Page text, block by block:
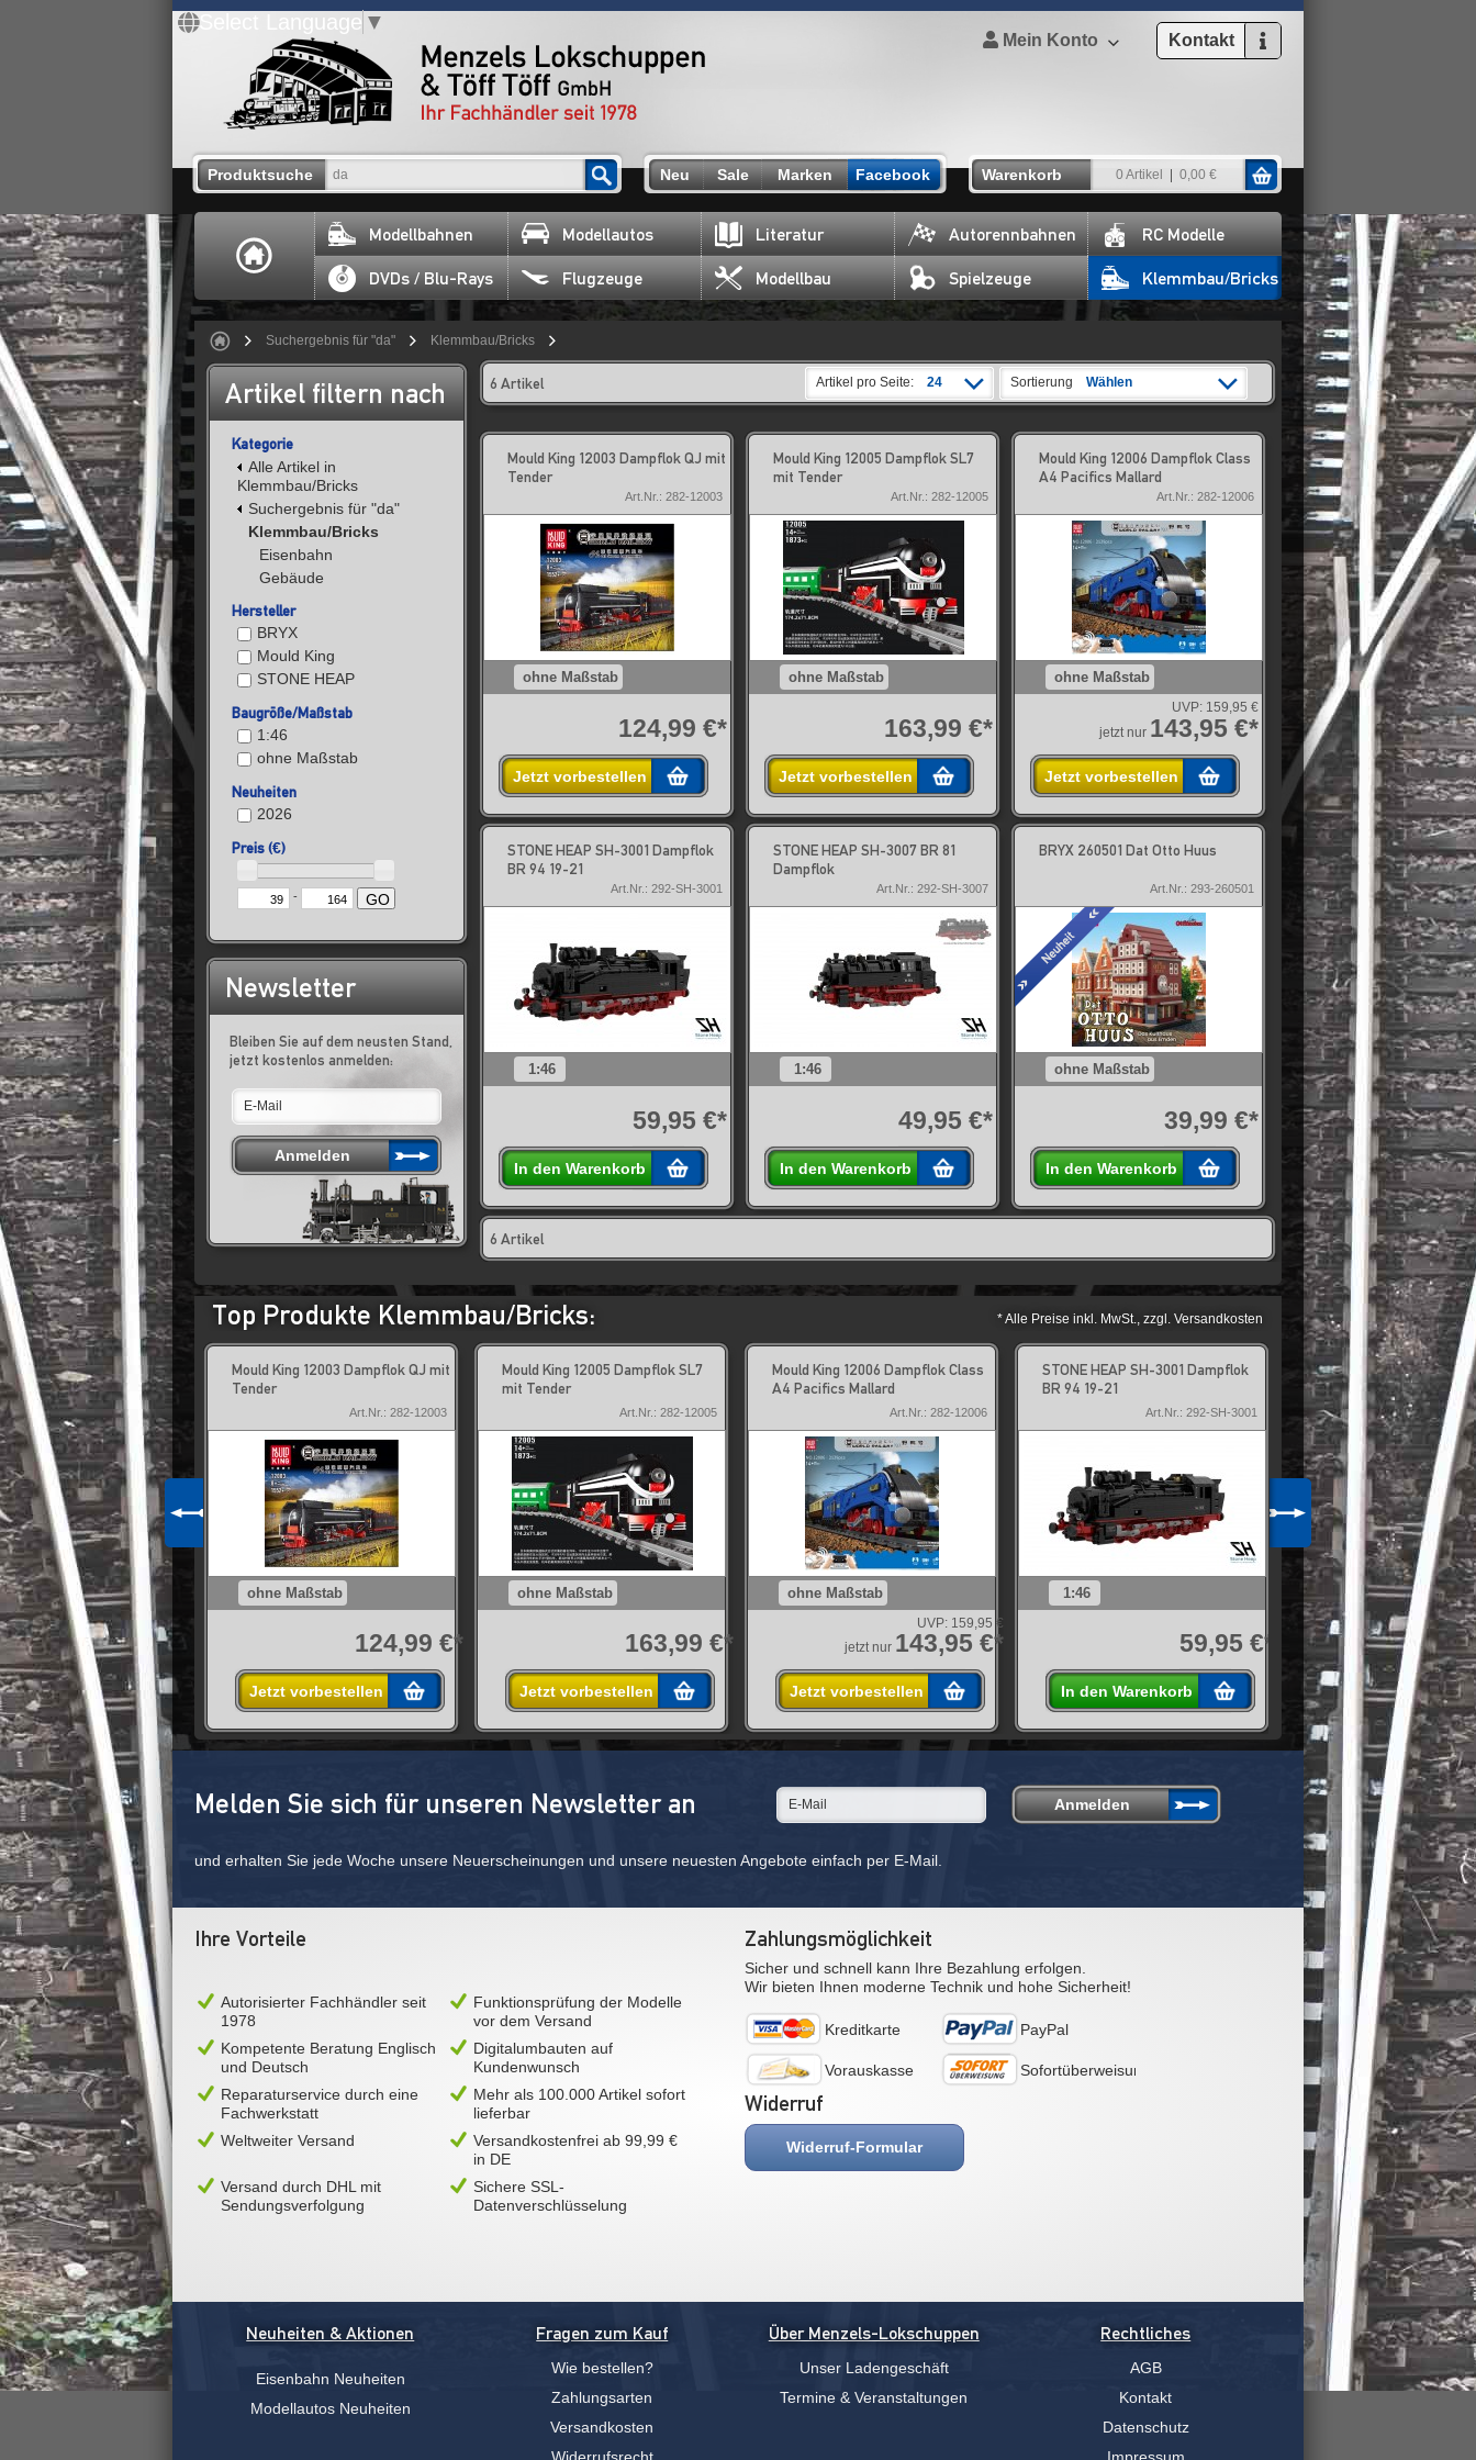
Select Language ▼
Mein Konto Kontakt
Produktsuche Neu Sale Marken Facebook Warenkorb 0 Artikel 0,00 €
Modellbahnen Modellautos Literatur Autorennbahnen RC Modelle
DVDs / Blu-Rays Flugzeuge Modellbau Spielzeuge Klemmbau/Bricks
Suchergebnis für "da" Klemmbau/Bricks
Artikel filtern nach
Kategorie
Alle Artikel in
Klemmbau/Bricks
Suchergebnis für "da"
Klemmbau/Bricks
Eisenbahn
Gebäude
Hersteller
BRYX
Mould King
STONE HEAP
Baugröße/Maßstab
1:46
ohne Maßstab
Neuheiten
2026
Preis (€)
- GO
Newsletter
Bleiben Sie auf dem neusten Stand,
jetzt kostenlos anmelden:
6 Artikel Artikel pro Seite: 24 Sortierung Wählen
Mould King 12003 Dampflok QJ mit
Tender
Art.Nr.: 282-12003
ohne Maßstab
124,99 €*
Jetzt vorbestellen
Mould King 12005 Dampflok SL7
mit Tender
Art.Nr.: 282-12005
ohne Maßstab
163,99 €*
Jetzt vorbestellen
Mould King 12006 Dampflok Class
A4 Pacifics Mallard
Art.Nr.: 282-12006
ohne Maßstab
UVP: 159,95 €
jetzt nur 143,95 €*
Jetzt vorbestellen
STONE HEAP SH-3001 Dampflok
BR 94 19-21
Art.Nr.: 292-SH-3001
1:46
59,95 €*
In den Warenkorb
STONE HEAP SH-3007 BR 81
Dampflok
Art.Nr.: 292-SH-3007
1:46
49,95 €*
In den Warenkorb
BRYX 260501 Dat Otto Huus
Art.Nr.: 293-260501
ohne Maßstab
39,99 €*
In den Warenkorb
6 Artikel
Top Produkte Klemmbau/Bricks: * Alle Preise inkl. MwSt., zzgl. Versandkosten
Dat Otto Huus
Art.Nr.: 293-260501
Maßstab
39,99 €*
Warenkorb
Mould King 12003 Dampflok QJ mit
Tender
Art.Nr.: 282-12003
ohne Maßstab
124,99 €*
Jetzt vorbestellen
Mould King 12005 Dampflok SL7
mit Tender
Art.Nr.: 282-12005
ohne Maßstab
163,99 €*
Jetzt vorbestellen
Mould King 12006 Dampflok Class
A4 Pacifics Mallard
Art.Nr.: 282-12006
ohne Maßstab
UVP: 159,95 €
jetzt nur 143,95 €*
Jetzt vorbestellen
STONE HEAP SH-3001 Dampflok
BR 94 19-21
Art.Nr.: 292-SH-3001
1:46
59,95 €*
In den Warenkorb
STONE HEAP SH-3007
Dampflok
Art.Nr.:
1:46
In den Warenkorb
Melden Sie sich für unseren Newsletter an
und erhalten Sie jede Woche unsere Neuerscheinungen und unsere neuesten Angebote einfach per E-Mail.
Ihre Vorteile
Autorisierter Fachhändler seit
1978
Funktionsprüfung der Modelle
vor dem Versand
Kompetente Beratung Englisch
und Deutsch
Digitalumbauten auf
Kundenwunsch
Reparaturservice durch eine
Fachwerkstatt
Mehr als 100.000 Artikel sofort
lieferbar
Weltweiter Versand
Versandkostenfrei ab 99,99 €
in DE
Versand durch DHL mit
Sendungsverfolgung
Sichere SSL-
Datenverschlüsselung
Zahlungsmöglichkeit
Sicher und schnell kann Ihre Bezahlung erfolgen.
Wir bieten Ihnen moderne Technik und hohe Sicherheit!
Kreditkarte PayPal
Vorauskasse Sofortüberweisung
Widerruf
Widerruf-Formular
Neuheiten & Aktionen
Eisenbahn Neuheiten
Modellautos Neuheiten
Fragen zum Kauf
Wie bestellen?
Zahlungsarten
Versandkosten
Über Menzels-Lokschuppen
Unser Ladengeschäft
Termine & Veranstaltungen
Rechtliches
AGB
Kontakt
Datenschutz